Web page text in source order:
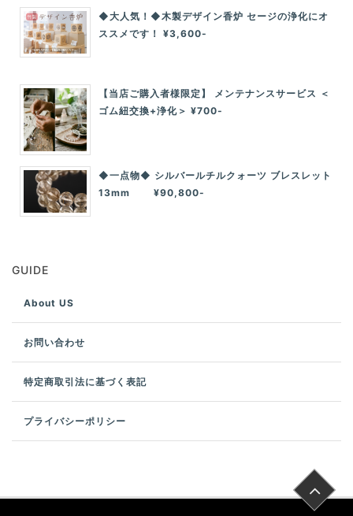
◆大人気！◆木製デザイン香炉 セージの浄化にオ
ススメです！ ¥3,600-
【当店ご購入者様限定】 メンテナンスサービス ＜
ゴム紐交換+浄化＞ ¥700-
◆一点物◆ シルバールチルクォーツ ブレスレット
13mm ¥90,800-
GUIDE
About US
お問い合わせ
特定商取引法に基づく表記
プライバシーポリシー